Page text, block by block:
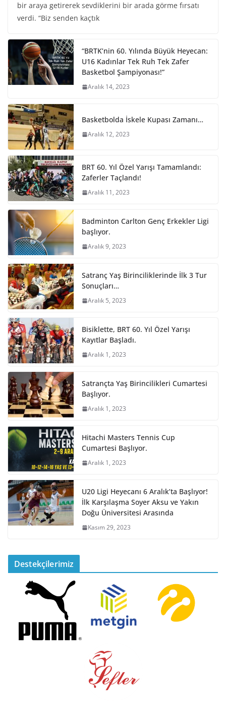
bir araya getirerek sevdiklerini bir arada görme fırsatı
verdi. “Biz senden kaçtık
“BRTK’nin 60. Yılında Büyük Heyecan:
U16 Kadınlar Tek Ruh Tek Zafer
Basketbol Şampiyonası!”
Aralık 14, 2023
Basketbolda İskele Kupası Zamanı…
Aralık 12, 2023
BRT 60. Yıl Özel Yarışı Tamamlandı:
Zaferler Taçlandı!
Aralık 11, 2023
Badminton Carlton Genç Erkekler Ligi
başlıyor.
Aralık 9, 2023
Satranç Yaş Birinciliklerinde İlk 3 Tur
Sonuçları…
Aralık 5, 2023
Bisiklette, BRT 60. Yıl Özel Yarışı
Kayıtlar Başladı.
Aralık 1, 2023
Satrançta Yaş Birincilikleri Cumartesi
Başlıyor.
Aralık 1, 2023
Hitachi Masters Tennis Cup
Cumartesi Başlıyor.
Aralık 1, 2023
U20 Ligi Heyecanı 6 Aralık’ta Başlıyor!
İlk Karşılaşma Soyer Aksu ve Yakın
Doğu Üniversitesi Arasında
Kasım 29, 2023
Destekçilerimiz